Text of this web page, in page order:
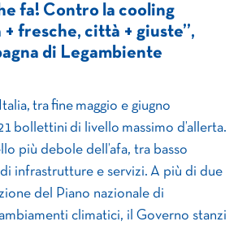
fa! Contro la cooling
fresche, città + giuste”,
di Legambiente
tra fine maggio e giugno
bollettini di livello massimo d’allerta.
più debole dell’afa, tra basso
infrastrutture e servizi. A più di due
del Piano nazionale di
climatici, il Governo stanzi